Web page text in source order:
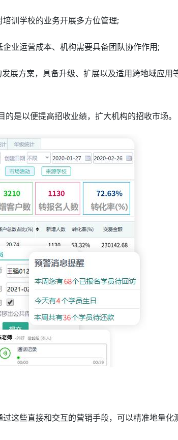
训学校的业务开展多方位管理;
业运营成本、机构需要具备团队协作作用;
展方案，具备升级、扩展以及适用跨地域应用
是以便提高招收业绩，扩大机构的招收市场。
这些直接和交互的营销手段，可以精准地量化